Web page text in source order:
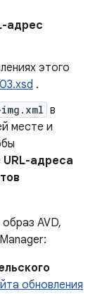
адрес
этого
.
в
месте и
URL-адреса
AVD,
обновления